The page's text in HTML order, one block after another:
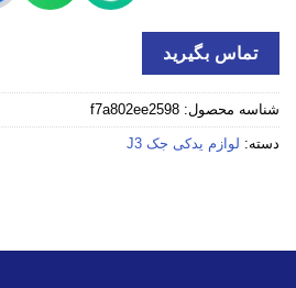
تماس بگیرید
شناسه محصول: f7a802ee2598
دسته: لوازم یدکی جک J3